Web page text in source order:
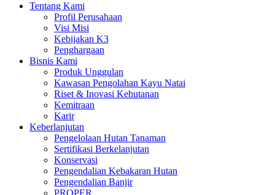
Tentang Kami
Profil Perusahaan
Visi Misi
Kebijakan K3
Penghargaan
Bisnis Kami
Produk Unggulan
Kawasan Pengolahan Kayu Natai
Riset & Inovasi Kehutanan
Kemitraan
Karir
Keberlanjutan
Pengelolaan Hutan Tanaman
Sertifikasi Berkelanjutan
Konservasi
Pengendalian Kebakaran Hutan
Pengendalian Banjir
PROPER